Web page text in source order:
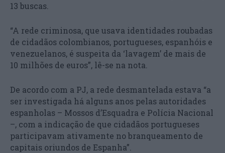
13 buscas.
“A rede criminosa, que usava identidades roubadas
de cidadãos colombianos, portugueses, espanhóis e
venezuelanos, é suspeita da ‘lavagem’ de mais de
10 milhões de euros”, lê-se na nota.
De acordo com a PJ, a rede desmantelada estava “a
ser investigada há alguns anos pelas autoridades
espanholas – Mossos d’Esquadra e Polícia Nacional
–, com a indicação de que cidadãos portugueses
participavam ativamente no branqueamento de
capitais oriundos de Espanha”.